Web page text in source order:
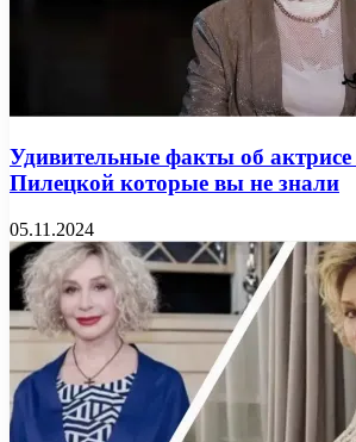
Удивительные факты об актрисе
Пилецкой которые вы не знали
05.11.2024